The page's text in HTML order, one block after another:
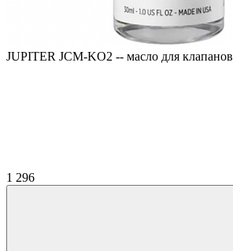
JUPITER JCM-KO2 -- масло для клапанов
1 296